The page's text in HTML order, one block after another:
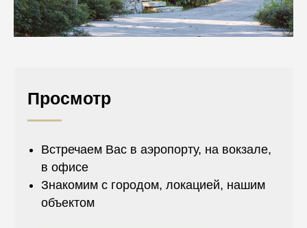
Просмотр
Встречаем Вас в аэропорту, на вокзале,
в офисе
Знакомим с городом, локацией, нашим
объектом